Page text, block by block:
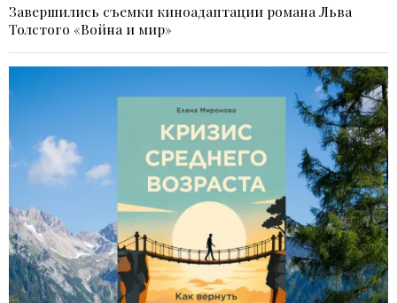
Завершились съемки киноадаптации романа Льва
Толстого «Война и мир»